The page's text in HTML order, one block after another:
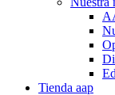
Tienda aap